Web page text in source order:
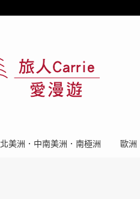
北美洲．中南美洲．南極洲 歐洲